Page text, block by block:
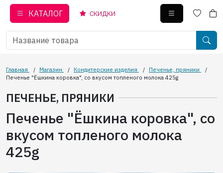
КАТАЛОГ СКИДКИ
Главная / Магазин / Кондитерские изделия / Печенье, пряники
/
Печенье "Ёшкина коровка", со вкусом топленого молока 425g
ПЕЧЕНЬЕ, ПРЯНИКИ
Печенье "Ёшкина коровка", со
вкусом топленого молока
425g